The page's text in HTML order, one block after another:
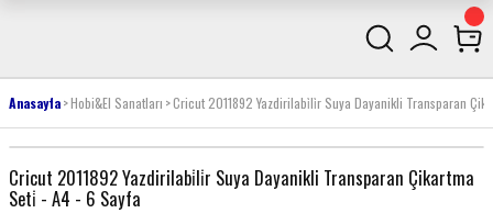
Anasayfa Hobi&El Sanatları Cricut 2011892 Yazdirilabi̇li̇r Suya Dayanikli Transparan
Cricut 2011892 Yazdirilabi̇li̇r Suya Dayanikli Transparan Çikartma
Seti̇ - A4 - 6 Sayfa